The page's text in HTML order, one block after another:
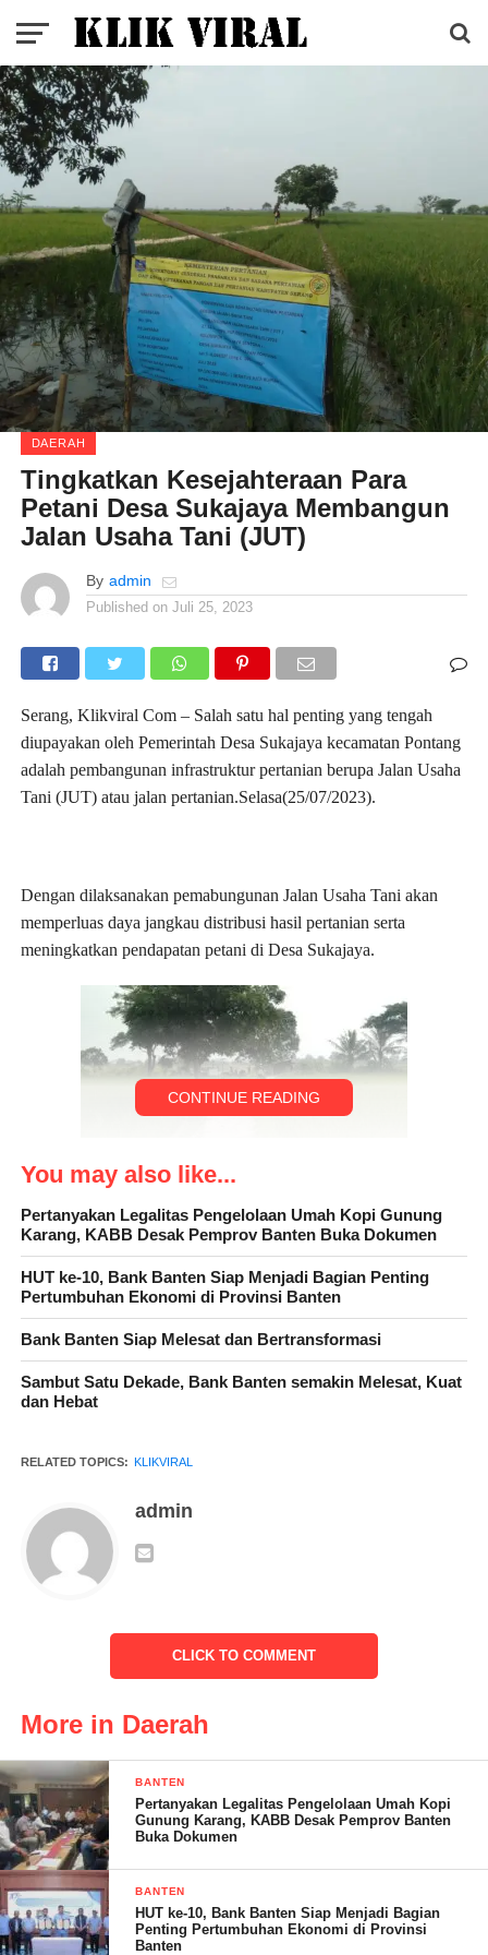
DAERAH
Tingkatkan Kesejahteraan Para
Petani Desa Sukajaya Membangun
Jalan Usaha Tani (JUT)
By admin
Published on Juli 25, 2023
Serang, Klikviral Com – Salah satu hal penting yang tengah
diupayakan oleh Pemerintah Desa Sukajaya kecamatan Pontang
adalah pembangunan infrastruktur pertanian berupa Jalan Usaha
Tani (JUT) atau jalan pertanian.Selasa(25/07/2023).
Dengan dilaksanakan pemabungunan Jalan Usaha Tani akan
memperluas daya jangkau distribusi hasil pertanian serta
meningkatkan pendapatan petani di Desa Sukajaya.
banyak berterima kasih kepada pemerintah kabupaten
Serang.”ucapnya
Dengan adanya pembangunan tersebut akan mempermudah
untuk petani,” jelasnya.
penambahan maupun penyempurnaan prasarana dan sarana
pertanian yang dapat menunjang penggunaan penyediaan Akses
yang Memadai.
Jalan usaha tani atau jalan pertanian merupakan prasarana
CONTINUE READING
You may also like...
Pertanyakan Legalitas Pengelolaan Umah Kopi Gunung
Karang, KABB Desak Pemprov Banten Buka Dokumen
HUT ke-10, Bank Banten Siap Menjadi Bagian Penting
Pertumbuhan Ekonomi di Provinsi Banten
Bank Banten Siap Melesat dan Bertransformasi
Sambut Satu Dekade, Bank Banten semakin Melesat, Kuat
dan Hebat
RELATED TOPICS: KLIKVIRAL
admin
CLICK TO COMMENT
More in Daerah
BANTEN
Pertanyakan Legalitas Pengelolaan Umah Kopi
Gunung Karang, KABB Desak Pemprov Banten
Buka Dokumen
BANTEN
HUT ke-10, Bank Banten Siap Menjadi Bagian
Penting Pertumbuhan Ekonomi di Provinsi
Banten